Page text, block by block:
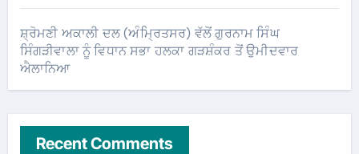
ਸ਼੍ਰੋਮਣੀ ਅਕਾਲੀ ਦਲ (ਅੰਮ੍ਰਿਤਸਰ) ਵੱਲੋਂ ਗੁਰਨਾਮ ਸਿੰਘ
ਸਿੰਗੜੀਵਾਲਾ ਨੂੰ ਵਿਧਾਨ ਸਭਾ ਹਲਕਾ ਗੜਸ਼ੰਕਰ ਤੋਂ ਉਮੀਦਵਾਰ
ਐਲਾਨਿਆ
Recent Comments